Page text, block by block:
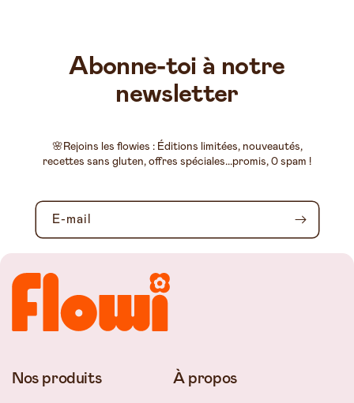
Abonne-toi à notre
newsletter
🌸Rejoins les flowies : Éditions limitées, nouveautés,
recettes sans gluten, offres spéciales...promis, 0 spam !
E-mail
Nos produits À propos